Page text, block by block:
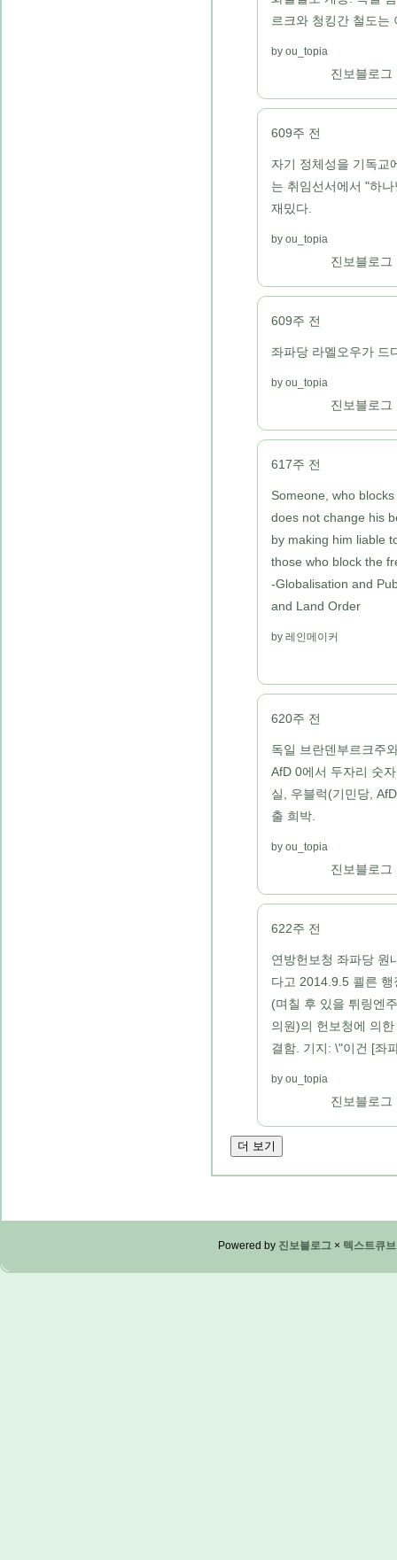
르크와 청킹간 철도는
ou_topia
진보블로그
609주 전
자기 정체성을 기독교
는 취임선서에서 "하
재밌다.
ou_topia
진보블로그
609주 전
좌파당 라멜오우가 드
ou_topia
진보블로그
617주 전
Someone, who
does not change his
by making him liable
those who block the
-Globalisation and
and Land Order
레인메이커
620주 전
독일 브란덴부르크주
AfD 0에서 두자리 숫
실, 우블럭(기민당,
출 희박.
ou_topia
진보블로그
622주 전
연방헌보청 좌파당 원
다고 2014.9.5 쾰른
(며칠 후 있을 튀링엔
의원)의 헌보청에 의
결함. 기지: \"이건 [좌
ou_topia
진보블로그
Powered by 진보블로그× 텍스트큐브